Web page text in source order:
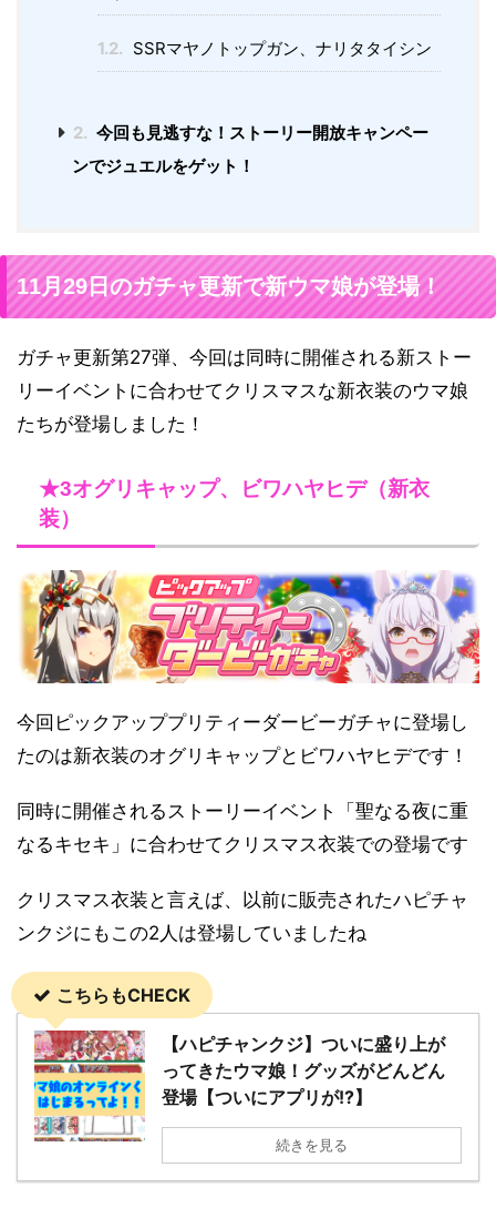
1.2. SSRマヤノトップガン、ナリタタイシン
2. 今回も見逃すな！ストーリー開放キャンペー
ンでジュエルをゲット！
11月29日のガチャ更新で新ウマ娘が登場！
ガチャ更新第27弾、今回は同時に開催される新ストー
リーイベントに合わせてクリスマスな新衣装のウマ娘
たちが登場しました！
★3オグリキャップ、ビワハヤヒデ（新衣
装）
今回ピックアッププリティーダービーガチャに登場し
たのは新衣装のオグリキャップとビワハヤヒデです！
同時に開催されるストーリーイベント「聖なる夜に重
なるキセキ」に合わせてクリスマス衣装での登場です
クリスマス衣装と言えば、以前に販売されたハピチャ
ンクジにもこの2人は登場していましたね
こちらもCHECK
【ハピチャンクジ】ついに盛り上が
ってきたウマ娘！グッズがどんどん
登場【ついにアプリが!?】
続きを見る